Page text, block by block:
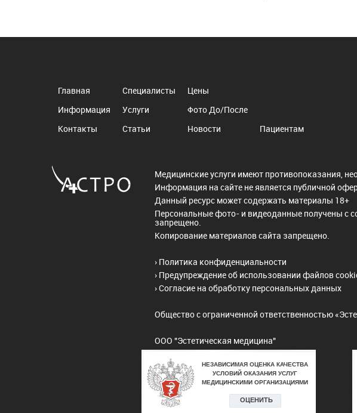
Главная Специалисты
Цены
Информация
Услуги
Фото До/После
Контакты
Статьи Новости Пациентам
Медицинские услуги имеют противопоказания,
Информация на сайте не является публичной
Данный ресурс может содержать материалы 18+
Персональные фото- и видеоданные получены с
запрещено.
Копирование материалов сайта запрещено.
› Политика конфиденциальности
› Предупреждение об использовании файлов
›Согласие на обработку персональных данных
Общество с ограниченной ответственностью
ООО "Эстетическая медицина"